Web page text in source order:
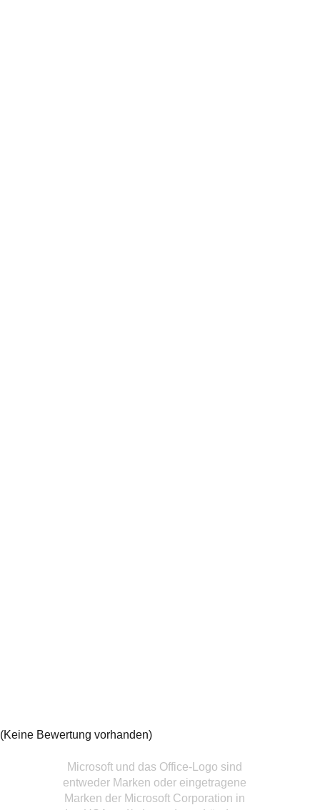
(Keine Bewertung vorhanden)
Microsoft und das Office-Logo sind
entweder Marken oder eingetragene
Marken der Microsoft Corporation in